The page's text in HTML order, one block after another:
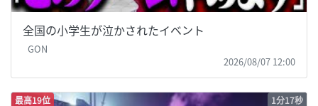
全国の小学生が泣かされたイベント
GON
2026/08/07 12:00
最高19位 1分17秒